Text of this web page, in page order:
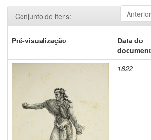
Anterior
Conjunto de itens:
Pré-visualização
Data do
1822